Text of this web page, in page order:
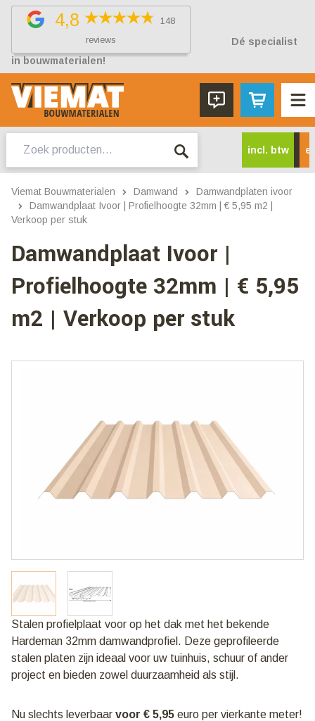
4,8
148
reviews
Dé specialist
in bouwmaterialen!
naar:
incl. btw
Viemat Bouwmaterialen Damwand
Damwandplaten ivoor
Damwandplaat Ivoor | Profielhoogte 32mm | € 5,95 m2 |
Verkoop per stuk
Damwandplaat Ivoor |
Profielhoogte 32mm | € 5,95
m2 | Verkoop per stuk
Stalen profielplaat voor op het dak met het bekende
Hardeman 32mm damwandprofiel. Deze geprofileerde
stalen platen zijn ideaal voor uw tuinhuis, schuur of ander
project en bieden zowel duurzaamheid als stijl.
Nu slechts leverbaar voor € 5,95 euro per vierkante meter!